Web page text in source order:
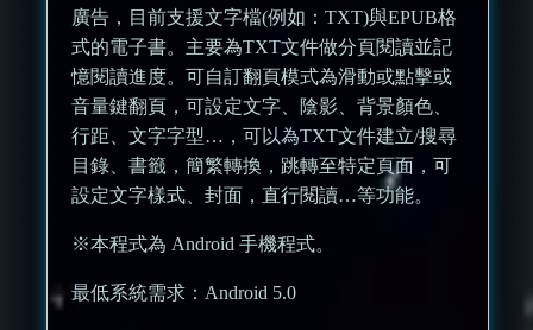
廣告，目前支援文字檔(例如：TXT)與EPUB格
式的電子書。主要為TXT文件做分頁閱讀並記
憶閱讀進度。可自訂翻頁模式為滑動或點擊或
音量鍵翻頁，可設定文字、陰影、背景顏色、
行距、文字字型…，可以為TXT文件建立/搜尋
目錄、書籤，簡繁轉換，跳轉至特定頁面，可
設定文字樣式、封面，直行閱讀…等功能。
※本程式為 Android 手機程式。
最低系統需求：Android 5.0